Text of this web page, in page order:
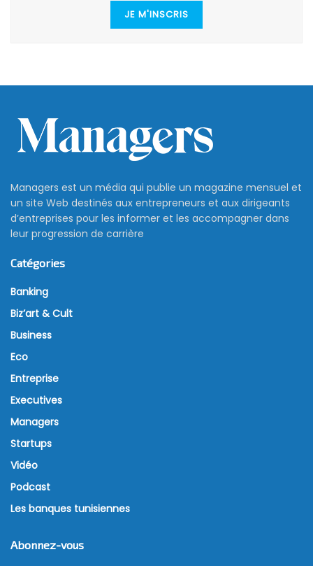
JE M'INSCRIS
Managers est un média qui publie un magazine mensuel et
un site Web destinés aux entrepreneurs et aux dirigeants
d’entreprises pour les informer et les accompagner dans
leur progression de carrière
Catégories
Banking
Biz’art & Cult
Business
Eco
Entreprise
Executives
Managers
Startups
Vidéo
Podcast
Les banques tunisiennes
Abonnez-vous